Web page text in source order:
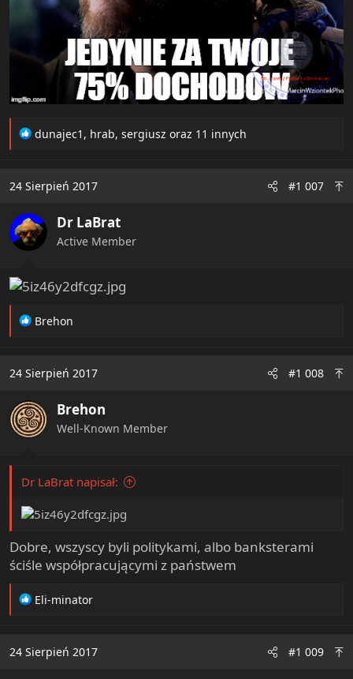
R
t
o
n
s
dunajec1 , hrab, sergiusz oraz 11 innych
24 Sierpień 2017 #1 007
Dr LaBrat
Active Member
R
t
o
n
s
Brehon
24 Sierpień 2017 #1 008
Brehon
Well-Known Member
Dr LaBrat napisał:
Dobre, wszyscy byli politykami, albo banksterami
ściśle współpracującymi z państwem
R
t
Eli-minator
24 Sierpień 2017 #1 009